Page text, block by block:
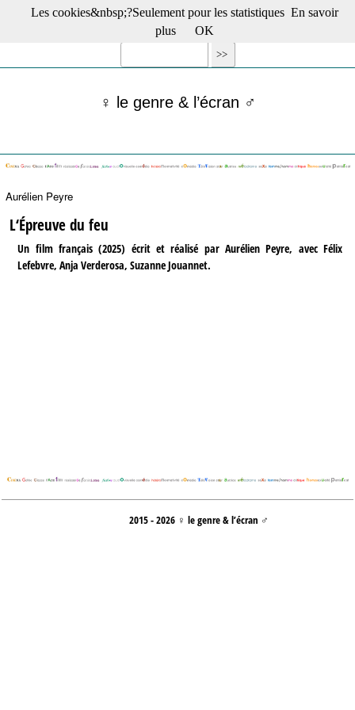
☰ Menu
Films récents
Films -TV/plates-formes
Archives
Actu : "La Nouvelle Vague"
S’abonner à la Lettre !
♀ le genre & l’écran ♂
Aurélien Peyre
L‘Épreuve du feu
Un film français (2025) écrit et réalisé par Aurélien Peyre, avec Félix
Lefebvre, Anja Verderosa, Suzanne Jouannet.
2015 - 2026 ♀ le genre & l’écran ♂
Les cookies&nbsp;?Seulement pour les statistiques En savoir
plus
OK